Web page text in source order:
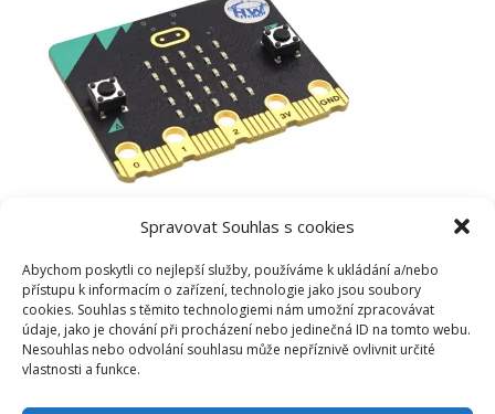
Spravovat Souhlas s cookies
Abychom poskytli co nejlepší služby, používáme k ukládání a/nebo
přístupu k informacím o zařízení, technologie jako jsou soubory
cookies. Souhlas s těmito technologiemi nám umožní zpracovávat
údaje, jako je chování při procházení nebo jedinečná ID na tomto webu.
Nesouhlas nebo odvolání souhlasu může nepříznivě ovlivnit určité
vlastnosti a funkce.